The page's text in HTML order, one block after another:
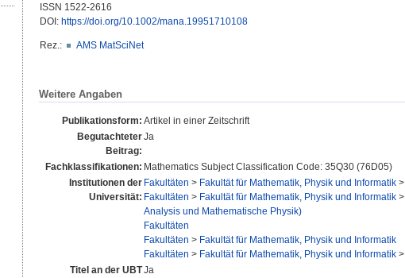
ISSN 1522-2616
DOI: https://doi.org/10.1002/mana.19951710108
Rez.: AMS MatSciNet
Weitere Angaben
Publikationsform: Artikel in einer Zeitschrift
Begutachteter
Beitrag:
Ja
Fachklassifikationen: Mathematics Subject Classification Code: 35Q30 (76D05)
Institutionen der
Universität:
Fakultäten > Fakultät für Mathematik, Physik und Informatik >
Fakultäten > Fakultät für Mathematik, Physik und Informatik >
Analysis und Mathematische Physik)
Fakultäten
Fakultäten > Fakultät für Mathematik, Physik und Informatik
Fakultäten > Fakultät für Mathematik, Physik und Informatik >
Titel an der UBTJa